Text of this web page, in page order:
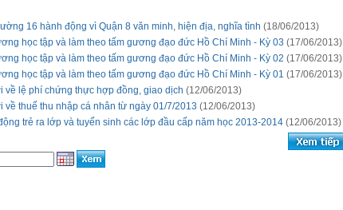
16 hành động vì Quận 8 văn minh, hiện địa, nghĩa tình (18/06/2013)
học tập và làm theo tấm gương đạo đức Hồ Chí Minh - Kỳ 03 (17/06/2013)
học tập và làm theo tấm gương đạo đức Hồ Chí Minh - Kỳ 02 (17/06/2013)
học tập và làm theo tấm gương đạo đức Hồ Chí Minh - Kỳ 01 (17/06/2013)
về lệ phí chứng thực hợp đồng, giao dịch (12/06/2013)
về thuế thu nhập cá nhân từ ngày 01/7/2013 (12/06/2013)
trẻ ra lớp và tuyển sinh các lớp đầu cấp năm học 2013-2014 (12/06/2013)